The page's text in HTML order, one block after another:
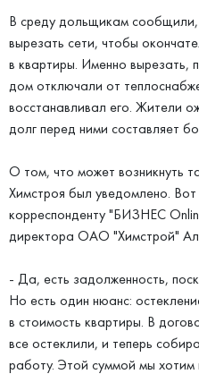
В среду дольщикам сообщили,
вырезать сети, чтобы
в квартиры. Именно вырезать,
дом отключали от
восстанавливал его. Жители
долг перед ними составляет
О том, что может возникнуть
Химстроя был уведомлено.
корреспонденту "БИЗНЕС
директора ОАО "Химстрой"
- Да, есть задолженность,
Но есть один нюанс:
в стоимость квартиры. В
все остеклили, и теперь
работу. Этой суммой мы хотим